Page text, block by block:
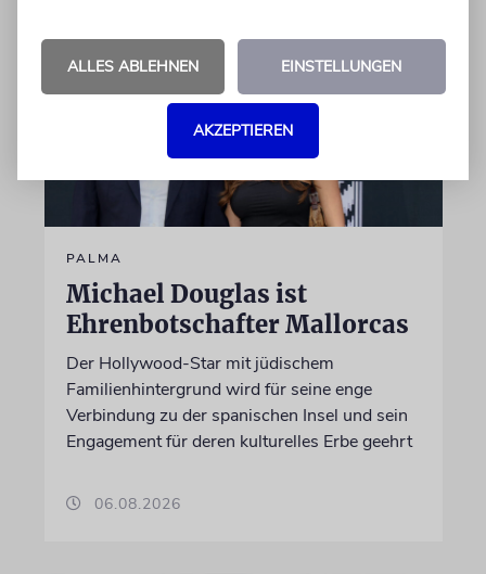
PALMA
Michael Douglas ist
Ehrenbotschafter Mallorcas
Der Hollywood-Star mit jüdischem
Familienhintergrund wird für seine enge
Verbindung zu der spanischen Insel und sein
Engagement für deren kulturelles Erbe geehrt
06.08.2026
ALLES ABLEHNEN EINSTELLUNGEN
AKZEPTIEREN